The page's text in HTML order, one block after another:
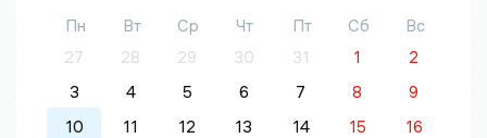
Пн Вт Ср Чт Пт Сб
Вс
27
28 29 30 31 1
2
3
4 5 6 7 8
9
10
11 12 13 14 15
16